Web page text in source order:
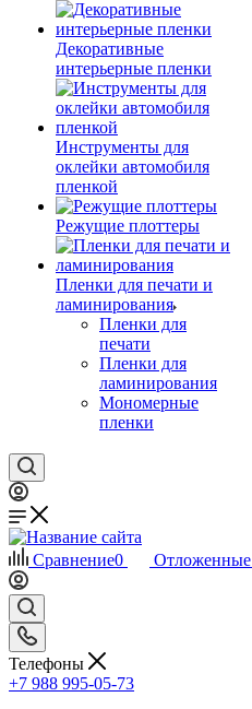
Декоративные
интерьерные пленки
Инструменты для
оклейки автомобиля
пленкой
Режущие плоттеры
Пленки для печати и
ламинирования
Пленки для
печати
Пленки для
ламинирования
Мономерные
пленки
Сравнение0 Отложенные
Телефоны
+7 988 995-05-73